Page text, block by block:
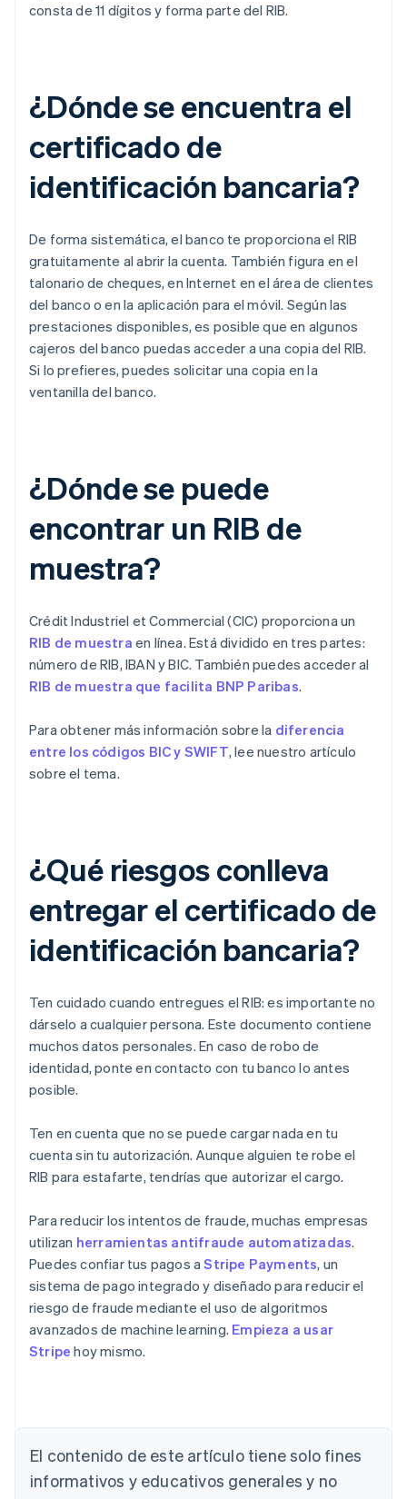
consta de 11 dígitos y forma parte del RIB.
¿Dónde se encuentra el
certificado de
identificación bancaria?
De forma sistemática, el banco te proporciona el RIB
gratuitamente al abrir la cuenta. También figura en el
talonario de cheques, en Internet en el área de clientes
del banco o en la aplicación para el móvil. Según las
prestaciones disponibles, es posible que en algunos
cajeros del banco puedas acceder a una copia del RIB.
Si lo prefieres, puedes solicitar una copia en la
ventanilla del banco.
¿Dónde se puede
encontrar un RIB de
muestra?
Crédit Industriel et Commercial (CIC) proporciona un
RIB de muestra en línea. Está dividido en tres partes:
número de RIB, IBAN y BIC. También puedes acceder al
RIB de muestra que facilita BNP Paribas.
Para obtener más información sobre la diferencia
entre los códigos BIC y SWIFT, lee nuestro artículo
sobre el tema.
¿Qué riesgos conlleva
entregar el certificado de
identificación bancaria?
Ten cuidado cuando entregues el RIB: es importante no
dárselo a cualquier persona. Este documento contiene
muchos datos personales. En caso de robo de
identidad, ponte en contacto con tu banco lo antes
posible.
Ten en cuenta que no se puede cargar nada en tu
cuenta sin tu autorización. Aunque alguien te robe el
RIB para estafarte, tendrías que autorizar el cargo.
Para reducir los intentos de fraude, muchas empresas
utilizan herramientas antifraude automatizadas.
Puedes confiar tus pagos aStripe Payments, un
sistema de pago integrado y diseñado para reducir el
riesgo de fraude mediante el uso de algoritmos
avanzados de machine learning. Empieza a usar
Stripe hoy mismo.
El contenido de este artículo tiene solo fines
informativos y educativos generales y no
DeutschEnglish
Australia